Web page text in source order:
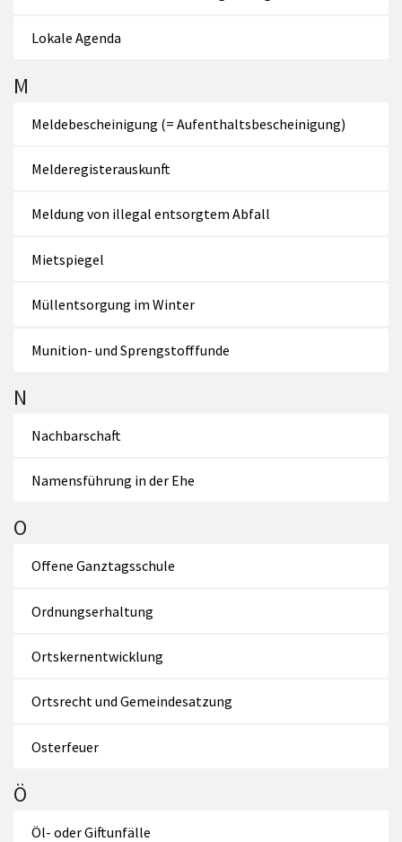
Lokale Agenda
M
Meldebescheinigung (= Aufenthaltsbescheinigung)
Melderegisterauskunft
Meldung von illegal entsorgtem Abfall
Mietspiegel
Müllentsorgung im Winter
Munition- und Sprengstofffunde
N
Nachbarschaft
Namensführung in der Ehe
O
Offene Ganztagsschule
Ordnungserhaltung
Ortskernentwicklung
Ortsrecht und Gemeindesatzung
Osterfeuer
Ö
Öl- oder Giftunfälle